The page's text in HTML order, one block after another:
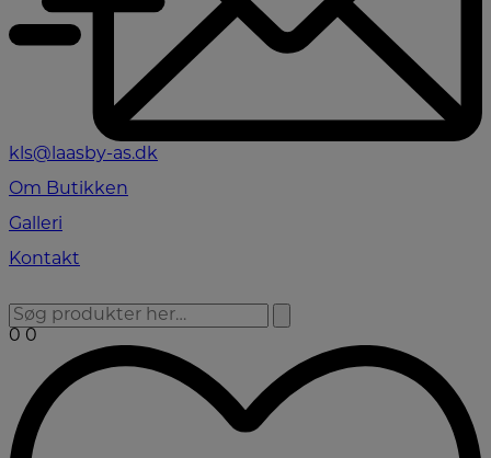
kls@laasby-as.dk
Om Butikken
Galleri
Kontakt
0 0